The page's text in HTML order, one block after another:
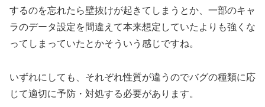
するのを忘れたら壁抜けが起きてしまうとか、一部のキャ
ラのデータ設定を間違えて本来想定していたよりも強くな
ってしまっていたとかそういう感じですね。
いずれにしても、それぞれ性質が違うのでバグの種類に応
じて適切に予防・対処する必要があります。